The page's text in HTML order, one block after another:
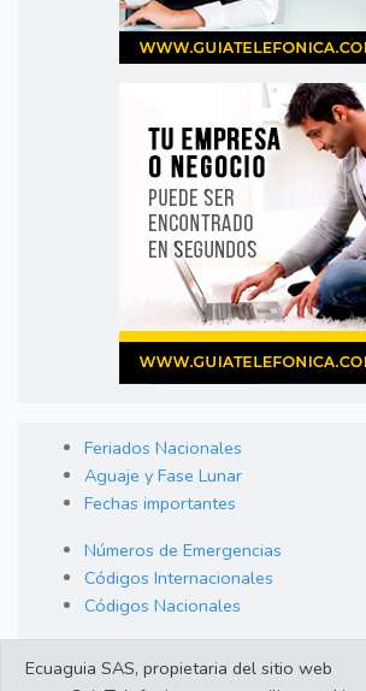
Feriados Nacionales
Aguaje y Fase Lunar
Fechas importantes
Números de Emergencias
Códigos Internacionales
Códigos Nacionales
Cambio de Divisas
Ecuaguia SAS, propietaria del sitio web